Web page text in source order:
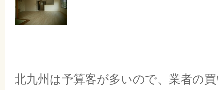
北九州は予算客が多いので、業者の